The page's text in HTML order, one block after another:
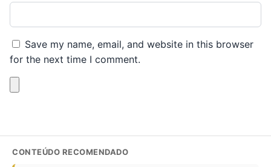
Save my name, email, and website in this browser
for the next time I comment.
CONTEÚDO RECOMENDADO